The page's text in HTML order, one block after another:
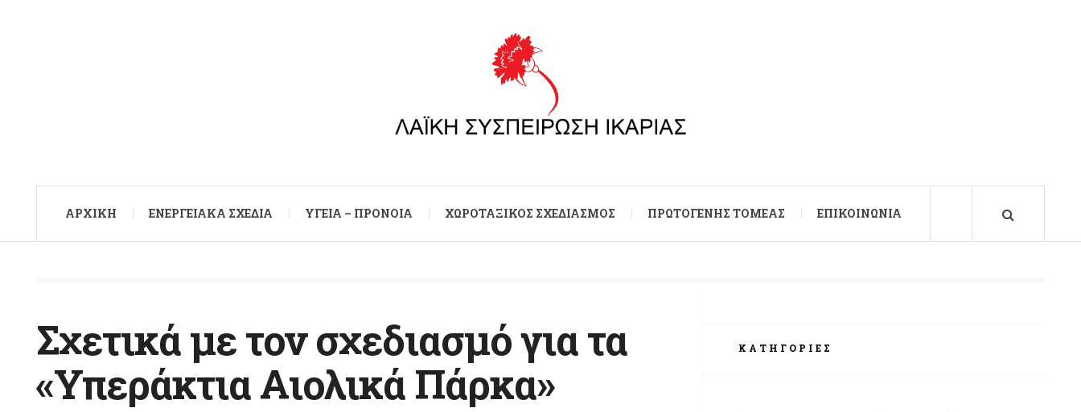
ΑΡXΙΚΉ ΕΝΕΡΓΕΙΑΚΆ ΣΧΈΔΙΑ ΥΓΕΊΑ – ΠΡΌΝΟΙΑ ΧΩΡΟΤΑΞΙΚΌΣ ΣΧΕΔΙΑΣΜΌΣ ΠΡΩΤΟΓΕΝΉΣ ΤΟΜΈΑΣ ΕΠΙΚΟΙΝΩΝΊΑ
Σχετικά με τον σχεδιασμό για τα
«Υπεράκτια Αιολικά Πάρκα»
ΚΑΤΗΓΟΡΊΕΣ